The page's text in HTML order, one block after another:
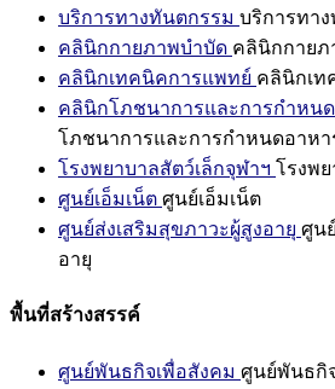
บริการทางทันตกรรม บริการทา
คลินิกกายภาพบำบัด คลินิกกายภ
คลินิกเทคนิคการแพทย์ คลินิกเท
คลินิกโภชนาการและการกำหน
โภชนาการและการกำหนดอาหา
โรงพยาบาลสัตว์เล็กจุฬาฯ โรงพ
ศูนย์เอ็มเน็ต ศูนย์เอ็มเน็ต
ศูนย์ส่งเสริมสุขภาวะผู้สูงอายุ ศูน
อายุ
พื้นที่สร้างสรรค์
ศูนย์พันธกิจเพื่อสังคม ศูนย์พันธกิ